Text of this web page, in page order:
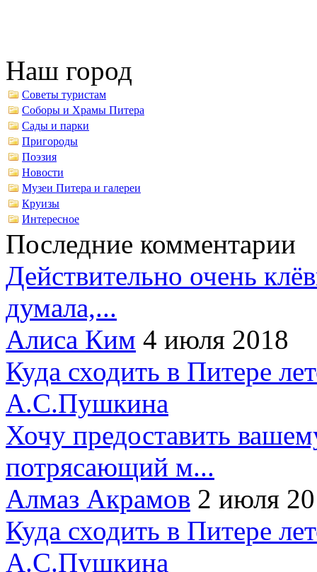
Наш город
Советы туристам
Соборы и Храмы Питера
Сады и парки
Пригороды
Поэзия
Новости
Музеи Питера и галереи
Круизы
Интересное
Последние комментарии
Действительно очень
думала,...
Алиса Ким 4 июля 2018
Куда сходить в Питере
А.С.Пушкина
Хочу предоставить
потрясающий м...
Алмаз Акрамов 2 июля
Куда сходить в Питере
А.С.Пушкина